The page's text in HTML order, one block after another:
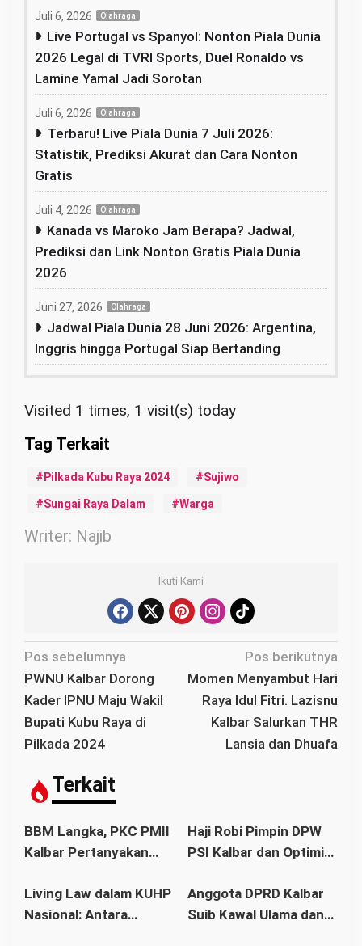
Juli 6, 2026 Olahraga
Live Portugal vs Spanyol: Nonton Piala Dunia
2026 Legal di TVRI Sports, Duel Ronaldo vs
Lamine Yamal Jadi Sorotan
Juli 6, 2026 Olahraga
Terbaru! Live Piala Dunia 7 Juli 2026:
Statistik, Prediksi Akurat dan Cara Nonton
Gratis
Juli 4, 2026 Olahraga
Kanada vs Maroko Jam Berapa? Jadwal,
Prediksi dan Link Nonton Gratis Piala Dunia
2026
Juni 27, 2026 Olahraga
Jadwal Piala Dunia 28 Juni 2026: Argentina,
Inggris hingga Portugal Siap Bertanding
Visited 1 times, 1 visit(s) today
Pilkada Kubu Raya 2024 Sujiwo
Sungai Raya Dalam Warga
Writer: Najib
Ikuti Kami
N
a
v
i
g
s
p
o
Pos sebelumnya
PWNU Kalbar Dorong
Kader IPNU Maju Wakil
Bupati Kubu Raya di
Pilkada 2024
Pos berikutnya
Momen Menyambut Hari
Raya Idul Fitri. Lazisnu
Kalbar Salurkan THR
Lansia dan Dhuafa
Terkait
BBM Langka, PKC PMII
Kalbar Pertanyakan
Terkait Stok BBM
Aman
Haji Robi Pimpin DPW
PSI Kalbar dan Optimis
Living Law dalam KUHP
Nasional: Antara
Anggota DPRD Kalbar
Suib Kawal Ulama dan